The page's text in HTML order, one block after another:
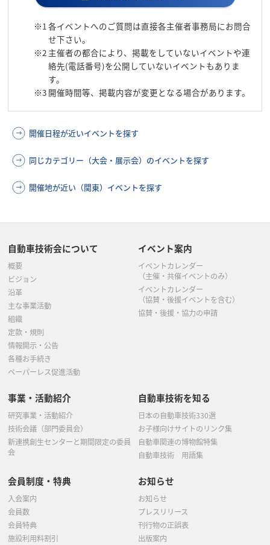
※1 各イベントへのご質問は直接各主催者事務局にお問合
せ下さい。
※2 主催者の都合により、掲載をしていないイベントや連
絡先(電話番号)を公開していないイベントもありま
す。
※3 開催時間等、掲載内容が変更となる場合があります。
開催日程が近いイベントを探す
同じカテゴリー（大会・展示会）のイベントを探す
開催地が近い（関東）イベントを探す
自動車技術会について
概要
ビジョン
沿革
主な事業活動
組織
定款・規則
情報開示・公告
各種お手続き
ペーパーレス促進活動
イベント案内
イベントカレンダー
（主催・共催イベントのみ）
イベントカレンダー
（協賛・後援イベントを含む）
協賛・後援・協力の申請
事業・活動紹介
研究事業・活動紹介
技術会議（部門委員会）
新連携創生センターと期間限定の委員
会
自動車技術を知る
日本の自動車技術330選
お子様向けサイトのリンク集
自動車関連の博物館特集
自動車技術 用語集
会員制度・特典
入会案内
会員数
会員特典
施設利用料割引
お知らせ
お知らせ
プレスリリース
刊行物の正誤表
出版案内